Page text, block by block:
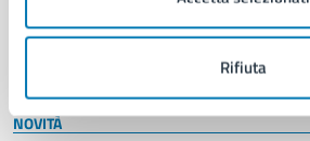
Rifiuta
Servizi Cimiteriali
Vita lavorativa
NOVITÀ